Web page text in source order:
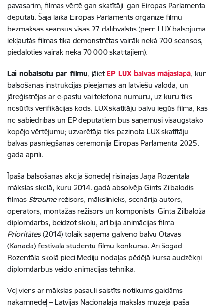
pavasarim, filmas vērtē gan skatītāji, gan Eiropas Parlamenta
deputāti. Šajā laikā Eiropas Parlaments organizē filmu
bezmaksas seansus visās 27 dalībvalstīs (pērn LUX balsojumā
iekļautās filmas tika demonstrētas vairāk nekā 700 seansos,
piedaloties vairāk nekā 70 000 skatītājiem).
Lai nobalsotu par filmu, jāietEP LUX balvas mājaslapā, kur
balsošanas instrukcijas pieejamas arī latviešu valodā, un
jāreģistrējas ar e-pastu vai telefona numuru, uz kuru tiks
nosūtīts verifikācijas kods. LUX skatītāju balvu iegūs filma, kas
no sabiedrības un EP deputātiem būs saņēmusi visaugstāko
kopējo vērtējumu; uzvarētāja tiks paziņota LUX skatītāju
balvas pasniegšanas ceremonijā Eiropas Parlamentā 2025.
gada aprīlī.
Īpaša balsošanas akcija šonedēļ risinājās Jaņa Rozentāla
mākslas skolā, kuru 2014. gadā absolvēja Gints Zilbalodis –
filmas Straumerežisors, mākslinieks, scenārija autors,
operators, montāžas režisors un komponists. Ginta Zilbaloža
diplomdarbs, beidzot skolu, arī bija animācijas filma –
Prioritātes(2014) tolaik saņēma galveno balvu Otavas
(Kanāda) festivāla studentu filmu konkursā. Arī šogad
Rozentāla skolā pieci Mediju nodaļas pēdējā kursa audzēkņi
diplomdarbus veido animācijas tehnikā.
Veļ viens ar mākslas pasauli saistīts notikums gaidāms
nākamnedēļ – Latvijas Nacionālajā mākslas muzejā īpašā